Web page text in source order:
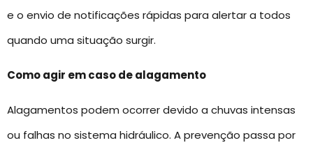
e o envio de notificações rápidas para alertar a todos
quando uma situação surgir.
Como agir em caso de alagamento
Alagamentos podem ocorrer devido a chuvas intensas
ou falhas no sistema hidráulico. A prevenção passa por